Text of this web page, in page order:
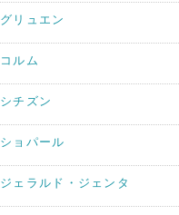
グリュエン
コルム
シチズン
ショパール
ジェラルド・ジェンタ